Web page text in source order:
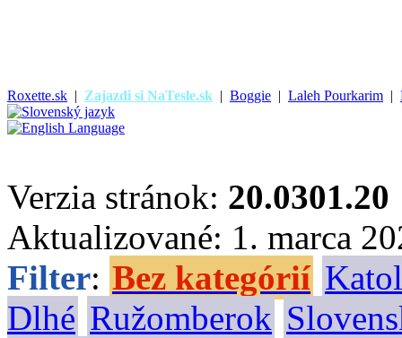
Roxette.sk | Zajazdi si NaTesle.sk | Boggie | Laleh Pourkarim |
Verzia stránok: 20.0301.20
Aktualizované: 1. marca
Filter: Bez kategórií
Dlhé Ružomberok